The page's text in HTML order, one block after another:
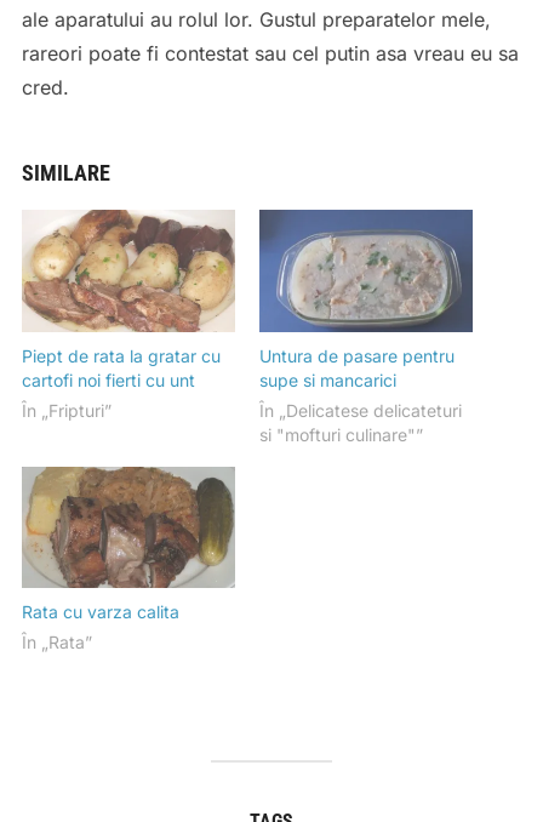
ale aparatului au rolul lor. Gustul preparatelor mele,
rareori poate fi contestat sau cel putin asa vreau eu sa
cred.
SIMILARE
Piept de rata la gratar cu
cartofi noi fierti cu unt
În „Fripturi”
Untura de pasare pentru
supe si mancarici
În „Delicatese delicateturi
si "mofturi culinare"”
Rata cu varza calita
În „Rata”